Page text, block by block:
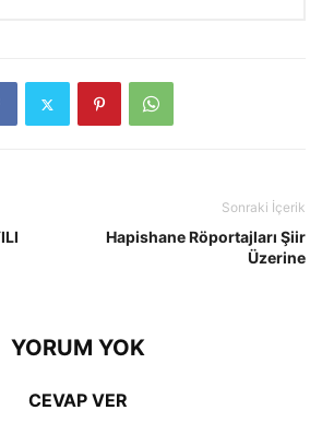
Sonraki İçerik
Hapishane Röportajları Şiir
Üzerine
YORUM YOK
CEVAP VER